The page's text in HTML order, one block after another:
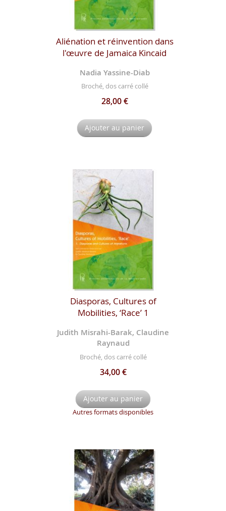
Aliénation et réinvention dans
l'œuvre de Jamaica Kincaid
Nadia Yassine-Diab
Broché, dos carré collé
28,00 €
Ajouter au panier
Diasporas, Cultures of
Mobilities, ‘Race’ 1
Judith Misrahi-Barak, Claudine
Raynaud
Broché, dos carré collé
34,00 €
Ajouter au panier
Autres formats disponibles